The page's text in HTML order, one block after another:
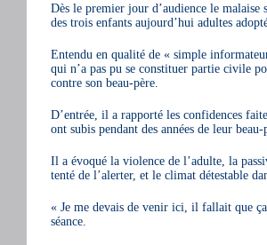
Dès le premier jour d’audience le
des trois enfants aujourd’hui adultes
Entendu en qualité de « simple
qui n’a pas pu se constituer partie civile
contre son beau-père.
D’entrée, il a rapporté les confidences
ont subis pendant des années de leur beau-
Il a évoqué la violence de l’adulte, la
tenté de l’alerter, et le climat détestable
« Je me devais de venir ici, il fallait que
séance.